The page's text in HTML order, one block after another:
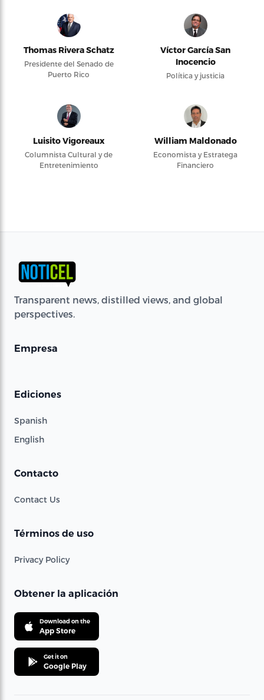
Thomas Rivera Schatz
Presidente del Senado de
Puerto Rico
Víctor García San
Inocencio
Política y justicia
Luisito Vigoreaux
Columnista Cultural y de
Entretenimiento
William Maldonado
Economista y Estratega
Financiero
Transparent news, distilled views, and global
perspectives.
Empresa
Ediciones
Spanish
English
Contacto
Contact Us
Términos de uso
Privacy Policy
Obtener la aplicación
Download on the
App Store
Get it on
Google Play